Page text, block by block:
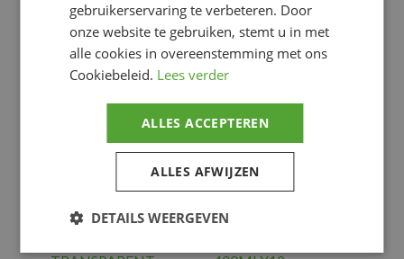
Voeg toe Voeg toe
MOTIP SPRAY
MOTUL KIT A2 AIR
gebruikerservaring te verbeteren. Door
onze website te gebruiken, stemt u in met
alle cookies in overeenstemming met ons
Cookiebeleid. Lees verder
ALLES ACCEPTEREN
ALLES AFWIJZEN
DETAILS WEERGEVEN